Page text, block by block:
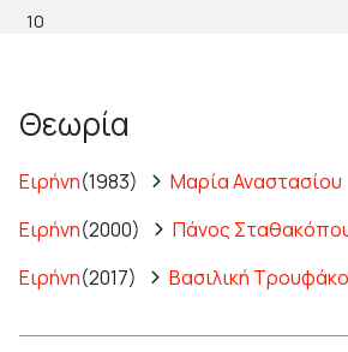
Θεωρία
Ειρήνη(1983)
Μαρία Αναστασίου
Ειρήνη(2000)
Πάνος
Ειρήνη(2017) Βασιλική